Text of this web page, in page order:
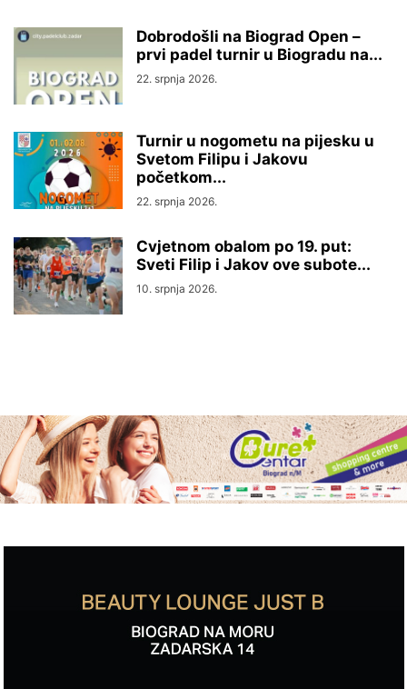
Dobrodošli na Biograd Open –
prvi padel turnir u Biogradu na...
22. srpnja 2026.
Turnir u nogometu na pijesku u
Svetom Filipu i Jakovu
početkom...
22. srpnja 2026.
Cvjetnom obalom po 19. put:
Sveti Filip i Jakov ove subote...
10. srpnja 2026.